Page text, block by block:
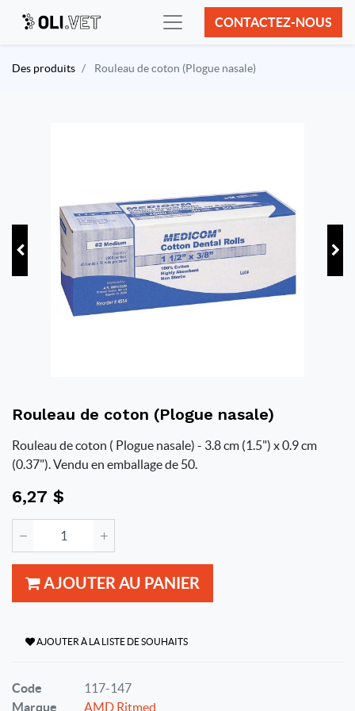
CONTACTEZ-NOUS
Des produits Rouleau de coton (Plogue nasale)
Rouleau de coton (Plogue nasale)
Rouleau de coton ( Plogue nasale) - 3.8 cm (1.5") x 0.9 cm
(0.37"). Vendu en emballage de 50.
6,27 $
AJOUTER AU PANIER
AJOUTER À LA LISTE DE SOUHAITS
Code
117-147
Marque
AMD Ritmed